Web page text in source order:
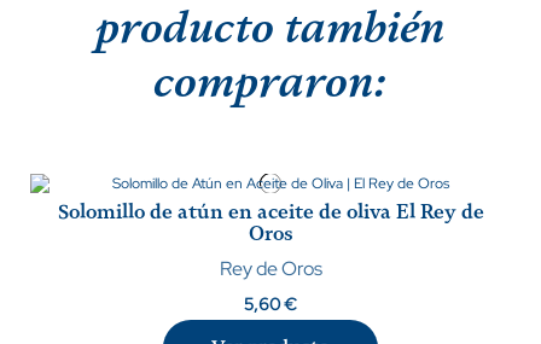
producto también
compraron:
Solomillo de atún en aceite de oliva El Rey de
Oros
Rey de Oros
5,60 €